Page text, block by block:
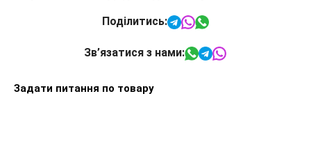
Поділитись:
Зв’язатися з нами:
Задати питання по товару